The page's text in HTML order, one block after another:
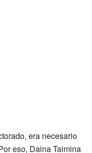
era necesario
eso, Daina Taimina